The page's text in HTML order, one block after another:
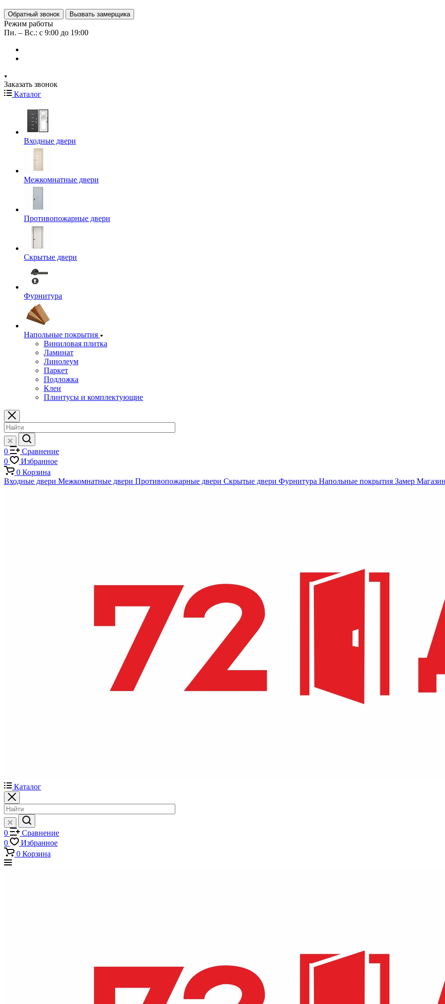
Обратный звонок Вызвать замерщика
Режим работы
Пн. – Вс.: с 9:00 до 19:00
Заказать звонок
Каталог
Входные двери
Межкомнатные двери
Противопожарные двери
Скрытые двери
Фурнитура
Напольные покрытия
Виниловая плитка
Ламинат
Линолеум
Паркет
Подложка
Клеи
Плинтусы и комплектующие
0
Сравнение
0
Избранное
0 Корзина
Входные двери Межкомнатные двери Противопожарные двери Скрытые двери Фурнитура Напольные покрытия Замер
Каталог
0
Сравнение
0
Избранное
0 Корзина